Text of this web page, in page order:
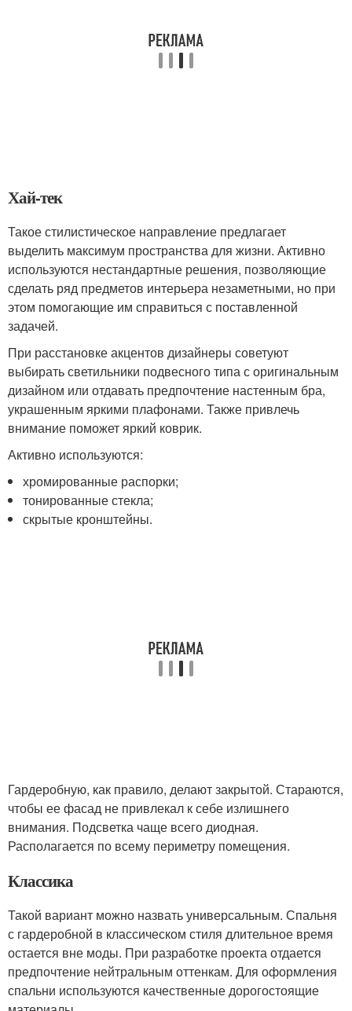
Хай-тек
Такое стилистическое направление предлагает
выделить максимум пространства для жизни. Активно
используются нестандартные решения, позволяющие
сделать ряд предметов интерьера незаметными, но при
этом помогающие им справиться с поставленной
задачей.
При расстановке акцентов дизайнеры советуют
выбирать светильники подвесного типа с оригинальным
дизайном или отдавать предпочтение настенным бра,
украшенным яркими плафонами. Также привлечь
внимание поможет яркий коврик.
Активно используются:
хромированные распорки;
тонированные стекла;
скрытые кронштейны.
Гардеробную, как правило, делают закрытой. Стараются,
чтобы ее фасад не привлекал к себе излишнего
внимания. Подсветка чаще всего диодная.
Располагается по всему периметру помещения.
Классика
Такой вариант можно назвать универсальным. Спальня
с гардеробной в классическом стиля длительное время
остается вне моды. При разработке проекта отдается
предпочтение нейтральным оттенкам. Для оформления
спальни используются качественные дорогостоящие